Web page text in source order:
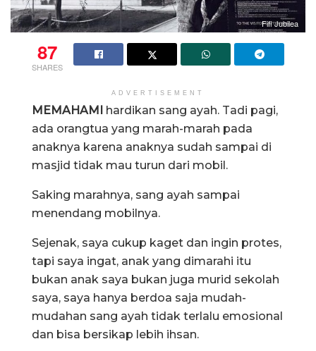
Fifi Jubilea
87
SHARES
ADVERTISEMENT
MEMAHAMI hardikan sang ayah. Tadi pagi,
ada orangtua yang marah-marah pada
anaknya karena anaknya sudah sampai di
masjid tidak mau turun dari mobil.
Saking marahnya, sang ayah sampai
menendang mobilnya.
Sejenak, saya cukup kaget dan ingin protes,
tapi saya ingat, anak yang dimarahi itu
bukan anak saya bukan juga murid sekolah
saya, saya hanya berdoa saja mudah-
mudahan sang ayah tidak terlalu emosional
dan bisa bersikap lebih ihsan.